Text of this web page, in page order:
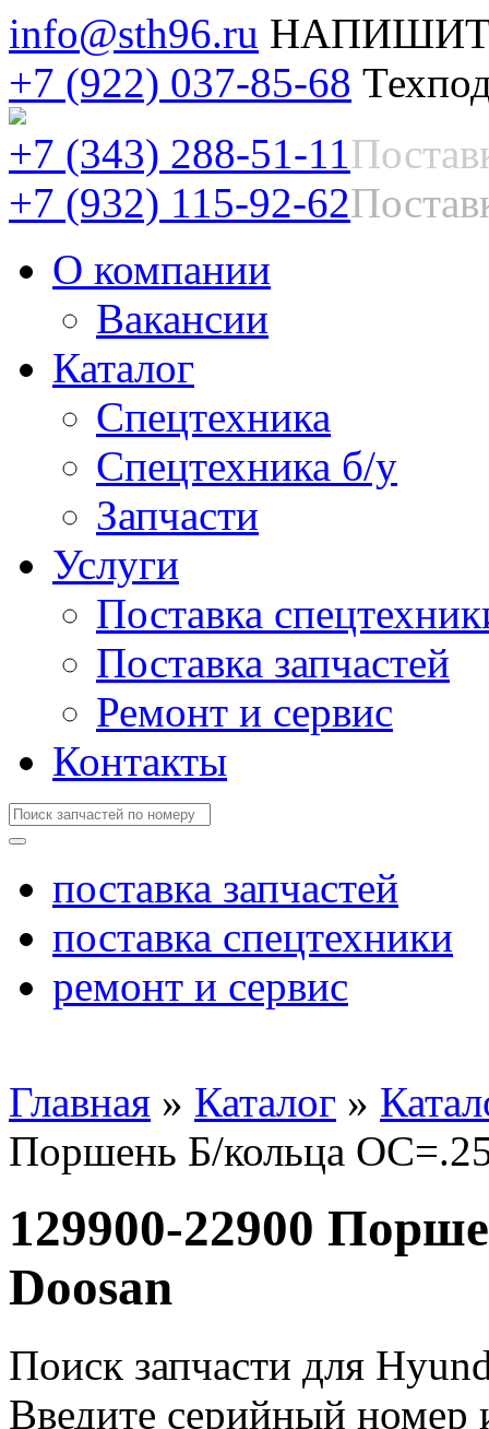
info@sth96.ru
+7 (922) 037-85-68
+7 (343) 288-51-11
+7 (932) 115-92-62
О компании
Вакансии
Каталог
Спецтехника
Спецтехника б/у
Запчасти
Услуги
Поставка
Поставка запчастей
Ремонт и сервис
Контакты
поставка запчастей
поставка спецтехники
ремонт и сервис
Главная » Каталог »
Поршень Б/кольца
129900-22900
Doosan
Поиск запчасти для
Введите серийный номер